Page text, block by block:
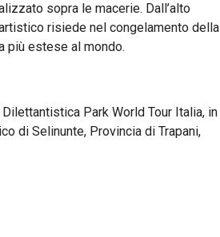
sopra le macerie. Dall’alto
risiede nel congelamento della
più estese al mondo.
Park World Tour Italia, in
di Selinunte, Provincia di Trapani,